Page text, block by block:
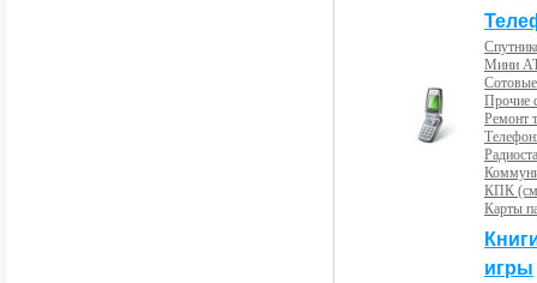
Мини
Прочие
Ремонт
КПК
Карты
игры